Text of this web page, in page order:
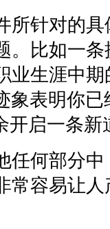
针对的具
。比如一
业生涯中
象表明你
开启一条新
何部分中
常容易让